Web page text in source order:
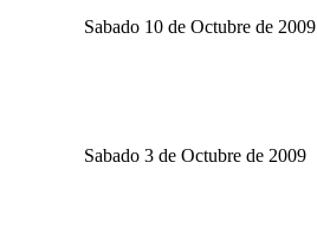
Sabado 10 de Octubre de 2009
Sabado 3 de Octubre de 2009